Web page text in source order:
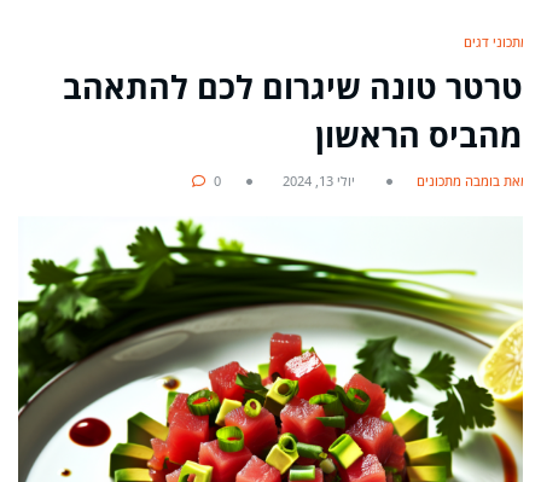
מתכוני דגים
טרטר טונה שיגרום לכם להתאהב
מהביס הראשון
מאת בומבה מתכונים יולי 13, 2024 0